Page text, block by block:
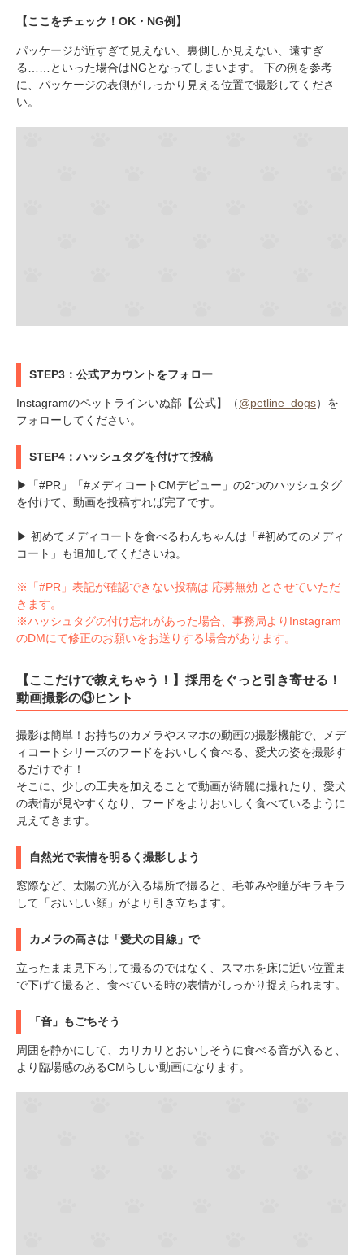
【ここをチェック！OK・NG例】
パッケージが近すぎて見えない、裏側しか見えない、遠すぎ
る……といった場合はNGとなってしまいます。 下の例を参考
に、パッケージの表側がしっかり見える位置で撮影してくださ
い。
STEP3：公式アカウントをフォロー
Instagramのペットラインいぬ部【公式】（@petline_dogs）を
フォローしてください。
STEP4：ハッシュタグを付けて投稿
▶「#PR」「#メディコートCMデビュー」の2つのハッシュタグ
を付けて、動画を投稿すれば完了です。
▶ 初めてメディコートを食べるわんちゃんは「#初めてのメディ
コート」も追加してくださいね。
※「#PR」表記が確認できない投稿は 応募無効 とさせていただ
きます。
※ハッシュタグの付け忘れがあった場合、事務局よりInstagram
のDMにて修正のお願いをお送りする場合があります。
【ここだけで教えちゃう！】採用をぐっと引き寄せる！
動画撮影の③ヒント
撮影は簡単！お持ちのカメラやスマホの動画の撮影機能で、メデ
ィコートシリーズのフードをおいしく食べる、愛犬の姿を撮影す
るだけです！
そこに、少しの工夫を加えることで動画が綺麗に撮れたり、愛犬
の表情が見やすくなり、フードをよりおいしく食べているように
見えてきます。
自然光で表情を明るく撮影しよう
窓際など、太陽の光が入る場所で撮ると、毛並みや瞳がキラキラ
して「おいしい顔」がより引き立ちます。
カメラの高さは「愛犬の目線」で
立ったまま見下ろして撮るのではなく、スマホを床に近い位置ま
で下げて撮ると、食べている時の表情がしっかり捉えられます。
「音」もごちそう
周囲を静かにして、カリカリとおいしそうに食べる音が入ると、
より臨場感のあるCMらしい動画になります。